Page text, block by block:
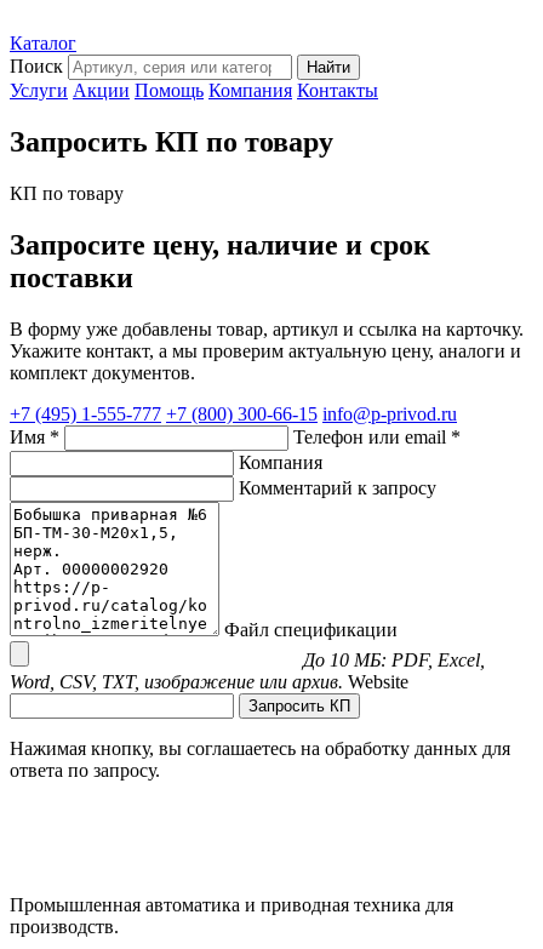
Каталог
Поиск
Найти
Услуги Акции Помощь Компания Контакты
Запросить КП по товару
КП по товару
Запросите цену, наличие и срок
поставки
В форму уже добавлены товар, артикул и ссылка на карточку.
Укажите контакт, а мы проверим актуальную цену, аналоги и
комплект документов.
+7 (495) 1-555-777 +7 (800) 300-66-15 info@p-privod.ru
Имя *
Телефон или email *
Компания
Комментарий к запросу
Файл спецификации
До 10 МБ: PDF, Excel,
Word, CSV, TXT, изображение или архив. Website
Запросить КП
Нажимая кнопку, вы соглашаетесь на обработку данных для
ответа по запросу.
Промышленная автоматика и приводная техника для
производств.